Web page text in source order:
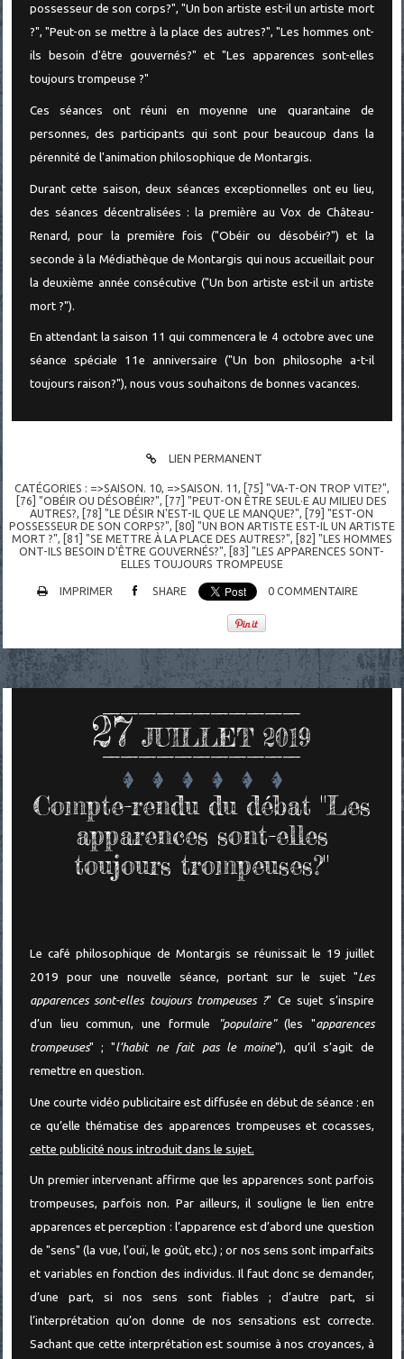
possesseur de son corps?", "Un bon artiste est-il un artiste mort
?", "Peut-on se mettre à la place des autres?", "Les hommes ont-
ils besoin d'être gouvernés?" et "Les apparences sont-elles
toujours trompeuse ?"
Ces séances ont réuni en moyenne une quarantaine de
personnes, des participants qui sont pour beaucoup dans la
pérennité de l'animation philosophique de Montargis.
Durant cette saison, deux séances exceptionnelles ont eu lieu,
des séances décentralisées : la première au Vox de Château-
Renard, pour la première fois ("Obéir ou désobéir?") et la
seconde à la Médiathèque de Montargis qui nous accueillait pour
la deuxième année consécutive ("Un bon artiste est-il un artiste
mort ?").
En attendant la saison 11 qui commencera le 4 octobre avec une
séance spéciale 11e anniversaire ("Un bon philosophe a-t-il
toujours raison?"), nous vous souhaitons de bonnes vacances.
LIEN PERMANENT
CATÉGORIES : =>SAISON. 10, =>SAISON. 11 [75] "VA-T-ON TROP VITE?"
[76] "OBÉIR OU DÉSOBÉIR?"
[77] "PEUT-ON ÊTRE SEUL·E AU MILIEU DES
AUTRES?
[78] "LE DÉSIR N'EST-IL QUE LE MANQUE?"
[79] "EST-ON
POSSESSEUR DE SON CORPS?"
[80] "UN BON ARTISTE EST-IL UN ARTISTE
MORT ?"
[81] "SE METTRE À LA PLACE DES AUTRES?"
[82] "LES HOMMES
ONT-ILS BESOIN D'ÊTRE GOUVERNÉS?"
[83] "LES APPARENCES SONT-
ELLES TOUJOURS TROMPEUSE
IMPRIMER SHARE 0 COMMENTAIRE
27 JUILLET 2019
Compte-rendu du débat "Les
apparences sont-elles
toujours trompeuses?"
Le café philosophique de Montargis se réunissait le 19 juillet
2019 pour une nouvelle séance, portant sur le sujet "Les
apparences sont-elles toujours trompeuses ?" Ce sujet s’inspire
d’un lieu commun, une formule
"populaire"(les "apparences
trompeuses" ; "l’habit ne fait pas le moine"), qu’il s’agit de
remettre en question.
Une courte vidéo publicitaire est diffusée en début de séance : en
ce qu’elle thématise des apparences trompeuses et cocasses,
cette publicité nous introduit dans le sujet.
Un premier intervenant affirme que les apparences sont parfois
trompeuses, parfois non. Par ailleurs, il souligne le lien entre
apparences et perception : l’apparence est d’abord une question
de "sens" (la vue, l’ouï, le goût, etc.) ; or nos sens sont imparfaits
et variables en fonction des individus. Il faut donc se demander,
d’une part, si nos sens sont fiables ; d’autre part, si
l’interprétation qu’on donne de nos sensations est correcte.
Sachant que cette interprétation est soumise à nos croyances, à